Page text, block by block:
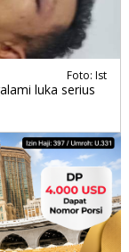
Foto: Ist
luka serius